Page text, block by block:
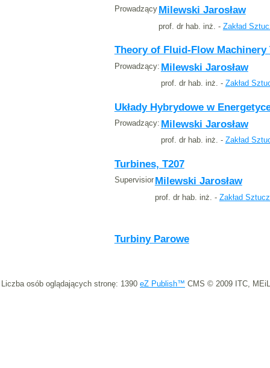
Prowadzący Milewski Jarosław
prof. dr hab. inż. - Zakład
Theory of Fluid-Flow Machinery
Prowadzący: Milewski Jarosław
prof. dr hab. inż. - Zakład
Układy Hybrydowe w
Prowadzący: Milewski Jarosław
prof. dr hab. inż. - Zakład
Turbines, T207
Supervisior Milewski Jarosław
prof. dr hab. inż. - Zakład
Turbiny Parowe
Liczba osób oglądających stronę: 1390 eZ Publish™ CMS © 2009 ITC,